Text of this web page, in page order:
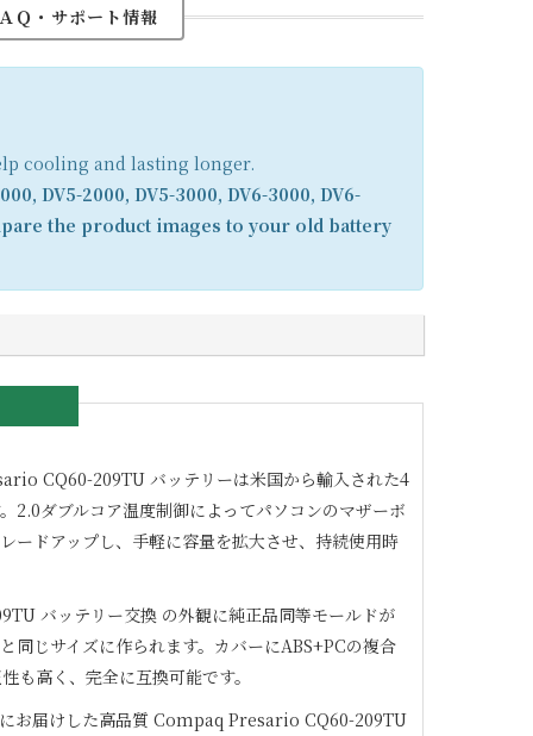
Ｑ・サポート情報
cooling and lasting longer.
DV5-2000, DV5-3000, DV6-3000, DV6-
the product images to your old battery
CQ60-209TU バッテリーは米国から輸入された4
2.0ダブルコア温度制御によってパソコンのマザーボ
ードアップし、手軽に容量を拡大させ、持続使用時
バッテリー交換 の外観に純正品同等モールドが
同じサイズに作られます。カバーにABS+PCの複合
も高く、完全に互換可能です。
お届けした高品質 Compaq Presario CQ60-209TU